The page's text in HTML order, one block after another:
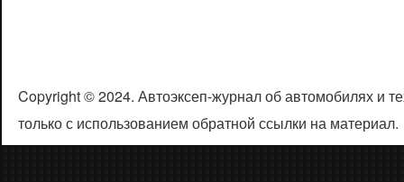
Copyright © 2024. Автоэксеп-журнал об автомобилях и
только с использованием обратной ссылки на материал.